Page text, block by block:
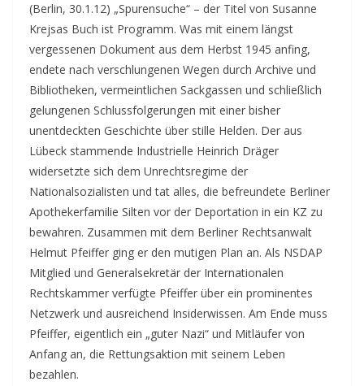
(Berlin, 30.1.12) „Spurensuche“ – der Titel von Susanne
Krejsas Buch ist Programm. Was mit einem längst
vergessenen Dokument aus dem Herbst 1945 anfing,
endete nach verschlungenen Wegen durch Archive und
Bibliotheken, vermeintlichen Sackgassen und schließlich
gelungenen Schlussfolgerungen mit einer bisher
unentdeckten Geschichte über stille Helden. Der aus
Lübeck stammende Industrielle Heinrich Dräger
widersetzte sich dem Unrechtsregime der
Nationalsozialisten und tat alles, die befreundete Berliner
Apothekerfamilie Silten vor der Deportation in ein KZ zu
bewahren. Zusammen mit dem Berliner Rechtsanwalt
Helmut Pfeiffer ging er den mutigen Plan an. Als NSDAP
Mitglied und Generalsekretär der Internationalen
Rechtskammer verfügte Pfeiffer über ein prominentes
Netzwerk und ausreichend Insiderwissen. Am Ende muss
Pfeiffer, eigentlich ein „guter Nazi“ und Mitläufer von
Anfang an, die Rettungsaktion mit seinem Leben
bezahlen.